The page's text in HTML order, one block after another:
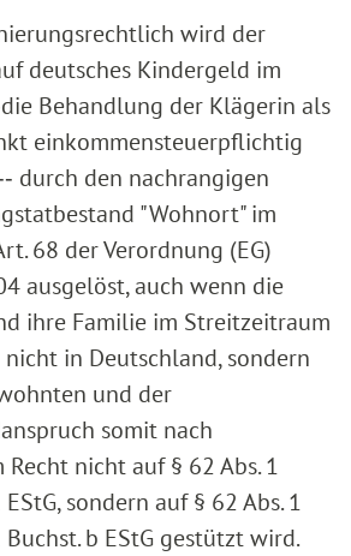
wird der
deutsches Kindergeld im
Behandlung der Klägerin als
einkommensteuerpflichtig
durch den nachrangigen
"Wohnort" im
68 der Verordnung (EG)
ausgelöst, auch wenn die
ihre Familie im Streitzeitraum
in Deutschland, sondern
und der
somit nach
nicht auf § 62 Abs. 1
EStG, sondern auf § 62 Abs. 1
Buchst. b EStG gestützt wird.